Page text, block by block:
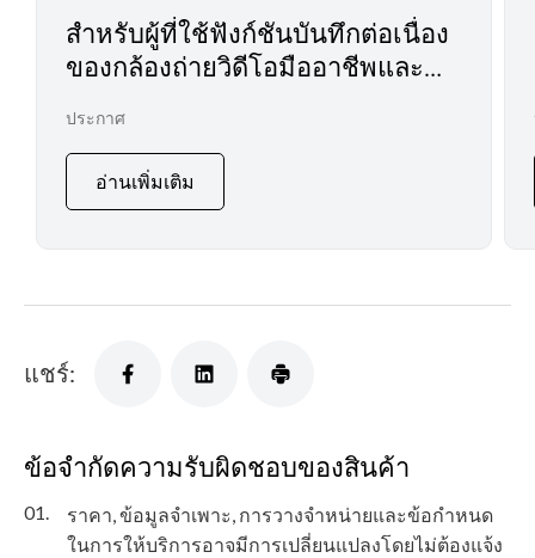
สำหรับผู้ที่ใช้ฟังก์ชันบันทึกต่อเนื่อง
ของกล้องถ่ายวิดีโอมืออาชีพและ
ประกาศ
อ่านเพิ่มเติม
แชร์:
ข้อจำกัดความรับผิดชอบของสินค้า
01.
ราคา, ข้อมูลจำเพาะ, การวางจำหน่ายและข้อกำหนด
ในการให้บริการอาจมีการเปลี่ยนแปลงโดยไม่ต้องแจ้ง